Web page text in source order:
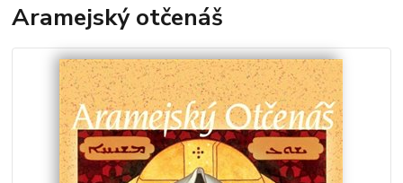
Aramejský otčenáš